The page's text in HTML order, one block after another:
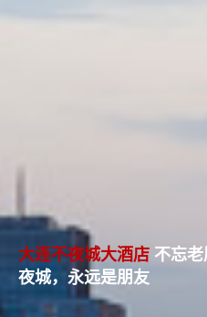
大连不夜城大酒店 不忘
夜城，永远是朋友